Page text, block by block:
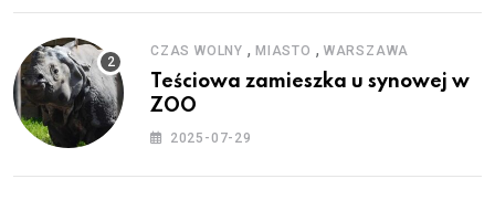
CZAS WOLNY , MIASTO , WARSZAWA
Teściowa zamieszka u synowej w
ZOO
2025-07-29